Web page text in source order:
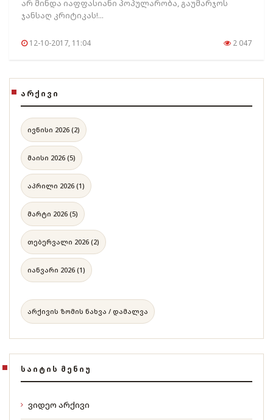
არ მინდა იაფფასიანი პოპულარობა, გაუმარჯოს
ჯანსაღ კრიტიკას!...
12-10-2017, 11:04 2 047
ᲐᲠᲥᲘᲕᲘ
ივნისი 2026 (2)
მაისი 2026 (5)
აპრილი 2026 (1)
მარტი 2026 (5)
თებერვალი 2026 (2)
იანვარი 2026 (1)
არქივის ზომის ნახვა / დამალვა
ᲡᲐᲘᲢᲘᲡ ᲛᲔᲜᲘᲣ
ვიდეო არქივი